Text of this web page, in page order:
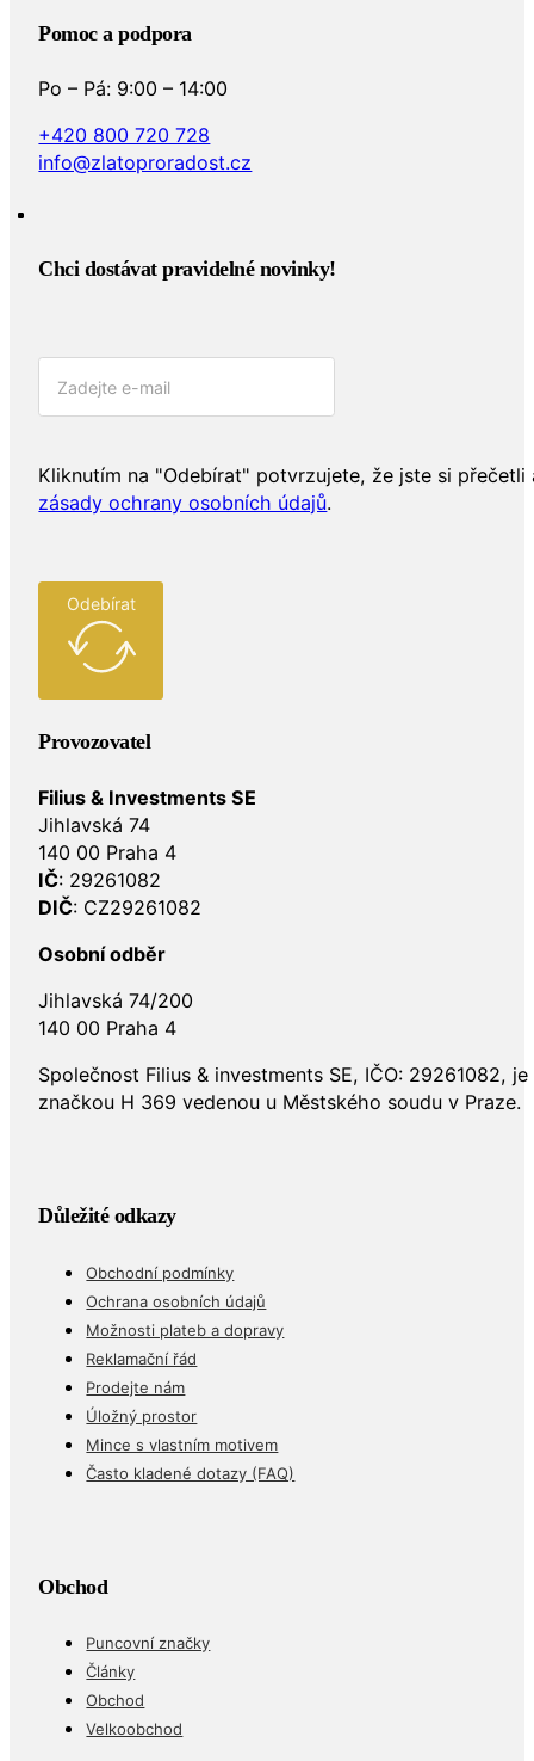
Pomoc a podpora
Po – Pá: 9:00 – 14:00
+420 800 720 728
info@zlatoproradost.cz
Chci dostávat pravidelné novinky!​
Kliknutím na "Odebírat" potvrzujete, že jste si přečetli
zásady ochrany osobních údajů.
Odebírat
Provozovatel
Filius & Investments SE
Jihlavská 74
140 00 Praha 4
IČ: 29261082
DIČ: CZ29261082
Osobní odběr
Jihlavská 74/200
140 00 Praha 4
Společnost Filius & investments SE, IČO: 29261082,
značkou H 369 vedenou u Městského soudu v Praze.
Důležité odkazy
Obchodní podmínky
Ochrana osobních údajů
Možnosti plateb a dopravy
Reklamační řád
Prodejte nám
Úložný prostor
Mince s vlastním motivem
Často kladené dotazy (FAQ)
Obchod
Puncovní značky
Články
Obchod
Velkoobchod